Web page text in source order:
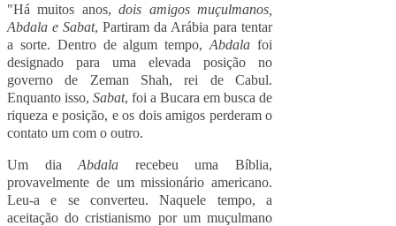
"Há muitos anos,dois amigos muçulmanos,
Abdala e Sabat, Partiram da Arábia para tentar
a sorte. Dentro de algum tempo,Abdala foi
designado para uma elevada posição no
governo de Zeman Shah, rei de Cabul.
Enquanto isso, Sabat, foi a Bucara em busca de
riqueza e posição, e os dois amigos perderam o
contato um com o outro.
Um diaAbdala recebeu uma Bíblia,
provavelmente de um missionário americano.
Leu-a e se converteu. Naquele tempo, a
aceitação do cristianismo por um muçulmano